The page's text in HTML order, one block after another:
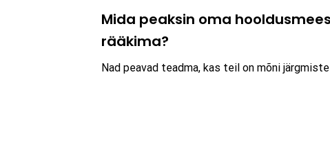
Mida peaksin oma
rääkima?
Nad peavad teadma, kas teil on mõni